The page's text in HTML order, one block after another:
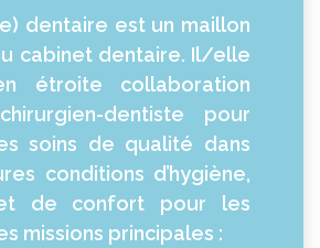
dentaire est un maillon
cabinet dentaire. Il/elle
étroite collaboration
dentiste pour
soins de qualité dans
conditions d’hygiène,
et de confort pour les
missions principales :